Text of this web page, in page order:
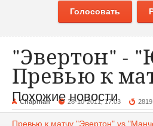
Голосовать
"Эвертон" -
Превью к
Chapman 28-10-2011, 17:03 2819
Похожие новости
Превью к матчу "Эвертон" vs